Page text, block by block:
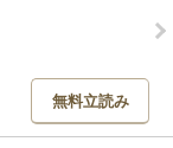
無料立読み